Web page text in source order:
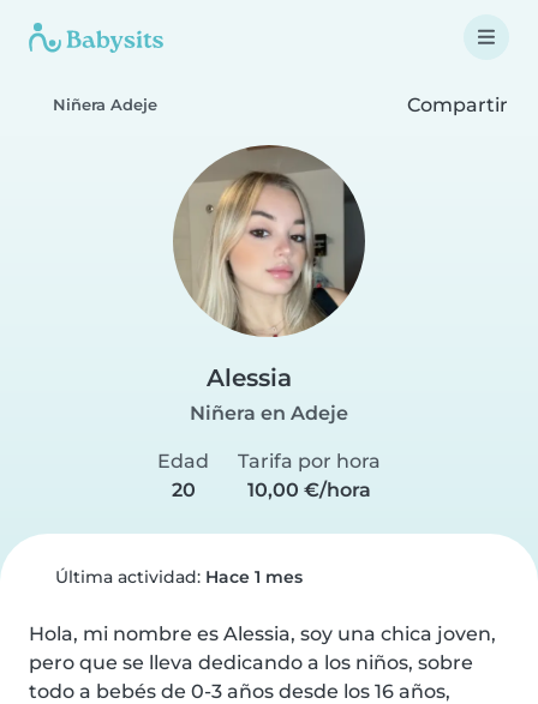
Niñera Adeje Compartir
Alessia
Niñera en Adeje
Edad
20
Tarifa por hora
10,00 €/hora
Última actividad: Hace 1 mes
Hola, mi nombre es Alessia, soy una chica joven,
pero que se lleva dedicando a los niños, sobre
todo a bebés de 0-3 años desde los 16 años,